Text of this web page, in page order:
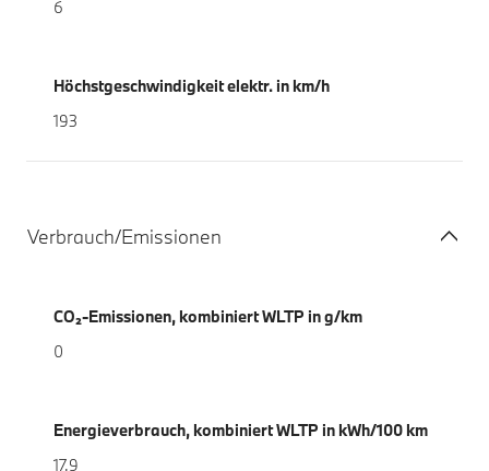
6
Höchstgeschwindigkeit elektr. in km/h
193
Verbrauch/Emissionen
CO₂-Emissionen, kombiniert WLTP in g/km
0
Energieverbrauch, kombiniert WLTP in kWh/100 km
17,9